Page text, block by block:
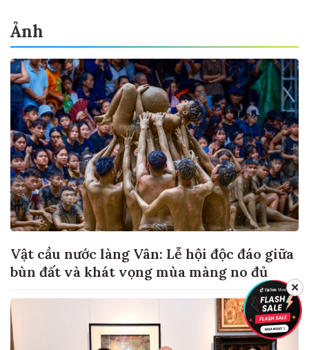
Ảnh
Vật cầu nước làng Vân: Lễ hội độc đáo giữa
bùn đất và khát vọng mùa màng no đủ
✕